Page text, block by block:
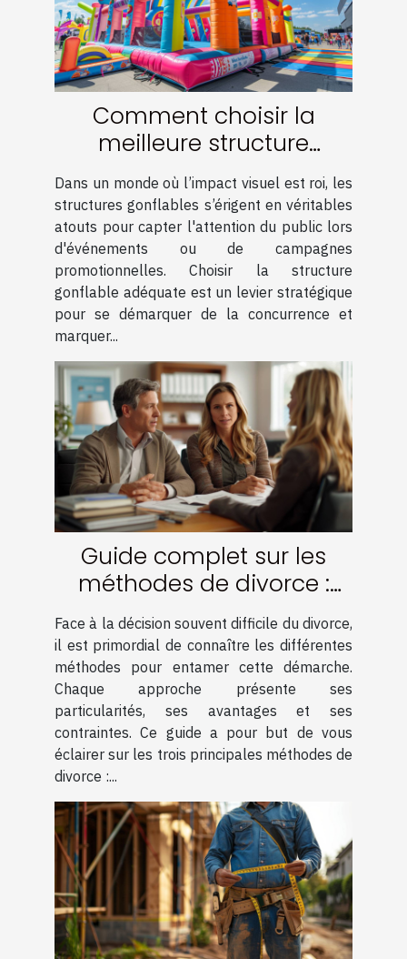
Comment choisir la
meilleure structure
gonflable pour maximiser
votre visibilité
Dans un monde où l’impact visuel est roi, les
structures gonflables s’érigent en véritables
atouts pour capter l'attention du public lors
d'événements ou de campagnes
promotionnelles. Choisir la structure
gonflable adéquate est un levier stratégique
pour se démarquer de la concurrence et
marquer...
Guide complet sur les
méthodes de divorce :
amiable, médiation et
contentieux
Face à la décision souvent difficile du divorce,
il est primordial de connaître les différentes
méthodes pour entamer cette démarche.
Chaque approche présente ses
particularités, ses avantages et ses
contraintes. Ce guide a pour but de vous
éclairer sur les trois principales méthodes de
divorce :...